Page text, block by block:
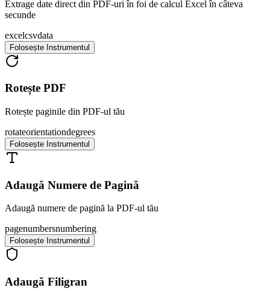
Extrage date direct din PDF-uri în foi de calcul Excel în câteva
secunde
excelcsvdata
Folosește Instrumentul
Rotește PDF
Rotește paginile din PDF-ul tău
rotateorientationdegrees
Folosește Instrumentul
Adaugă Numere de Pagină
Adaugă numere de pagină la PDF-ul tău
pagenumbersnumbering
Folosește Instrumentul
Adaugă Filigran